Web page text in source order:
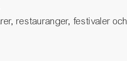
restauranger, festivaler och